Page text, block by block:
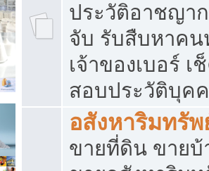
ประวัติอาชญา
จับ รับสืบหาคน
เจ้าของเบอร์
สอบประวัติบุค
อสังหาริมทรัพ
ขายที่ดิน ขายบ้